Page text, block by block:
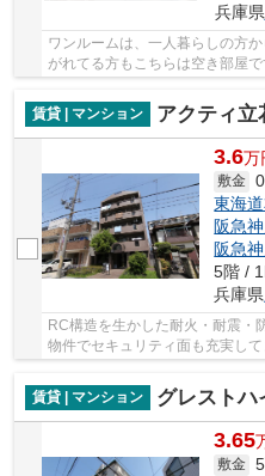
兵庫県
ワンルームは、一人暮らしの方
がれてる方もこちらは空き部屋
にもおすすめの内装にこだわっ
賃貸 | マンション
アクティ立
3.6万
敷金
東海
阪急
阪急
5階 /
兵庫県
RC構造を生かした耐火・耐震・
物件でセキュリティ面も充実し
賃貸 | マンション
グレストハ
3.65
敷金